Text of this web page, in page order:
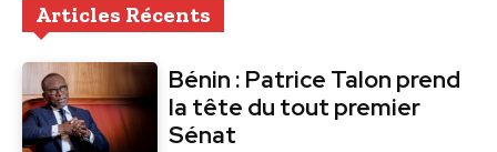
Articles Récents
Bénin : Patrice Talon prend
la tête du tout premier
Sénat